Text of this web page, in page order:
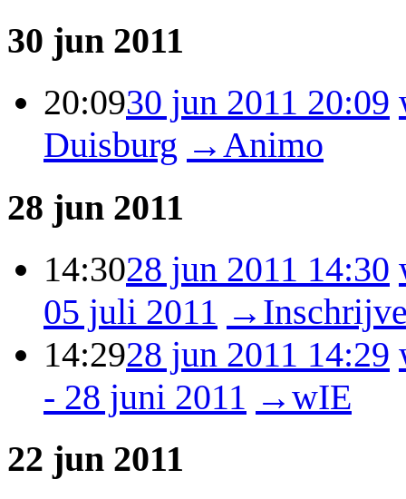
30 jun 2011
20:0930 jun 2011 20:09
Duisburg →Animo
28 jun 2011
14:3028 jun 2011 14:30
05 juli 2011 →
14:2928 jun 2011 14:29
- 28 juni 2011 →wIE
22 jun 2011